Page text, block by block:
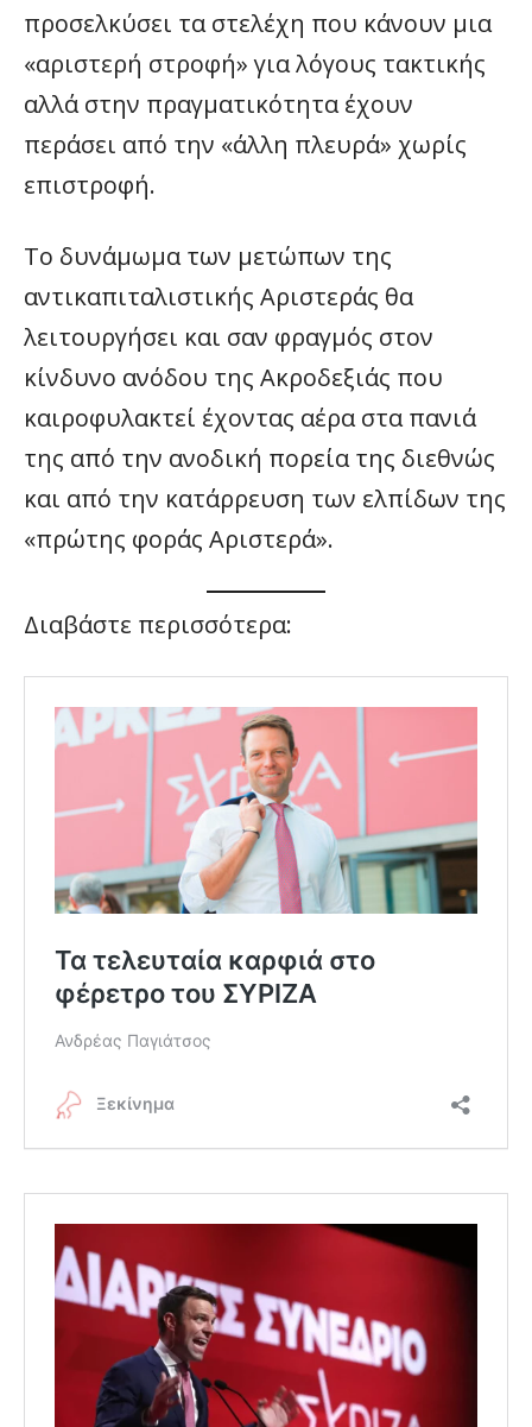
προσελκύσει τα στελέχη που κάνουν μια
«αριστερή στροφή» για λόγους τακτικής
αλλά στην πραγματικότητα έχουν
περάσει από την «άλλη πλευρά» χωρίς
επιστροφή.
Το δυνάμωμα των μετώπων της
αντικαπιταλιστικής Αριστεράς θα
λειτουργήσει και σαν φραγμός στον
κίνδυνο ανόδου της Ακροδεξιάς που
καιροφυλακτεί έχοντας αέρα στα πανιά
της από την ανοδική πορεία της διεθνώς
και από την κατάρρευση των ελπίδων της
«πρώτης φοράς Αριστερά».
Διαβάστε περισσότερα: